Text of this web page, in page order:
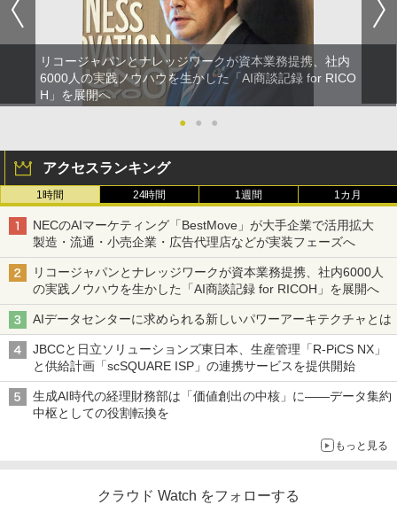
リコージャパンとナレッジワークが資本業務提携、社内
6000人の実践ノウハウを生かした「AI商談記録 for RICO
H」を展開へ
●
● ●
アクセスランキング
1時間 24時間 1週間 1カ月
NECのAIマーケティング「BestMove」が大手企業で活用拡大
製造・流通・小売企業・広告代理店などが実装フェーズへ
リコージャパンとナレッジワークが資本業務提携、社内6000人
の実践ノウハウを生かした「AI商談記録 for RICOH」を展開へ
AIデータセンターに求められる新しいパワーアーキテクチャとは
JBCCと日立ソリューションズ東日本、生産管理「R-PiCS NX」
と供給計画「scSQUARE ISP」の連携サービスを提供開始
生成AI時代の経理財務部は「価値創出の中核」に――データ集約
中枢としての役割転換を
もっと見る
クラウド Watch をフォローする